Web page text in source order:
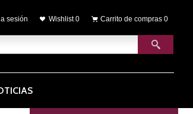
sesión Wishlist 0 Carrito de compras 0